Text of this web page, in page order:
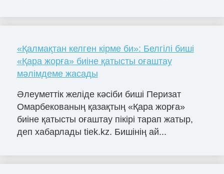
«Қалмақтан келген кірме би»: Белгілі биші
«Қара жорға» биіне қатысты оғаштау
мәлімдеме жасады
Әлеуметтік желіде кәсіби биші Перизат
Омарбекованың қазақтың «Қара жорға»
биіне қатысты оғаштау пікірі тарап жатыр,
деп хабарлады tiek.kz. Бишінің ай...